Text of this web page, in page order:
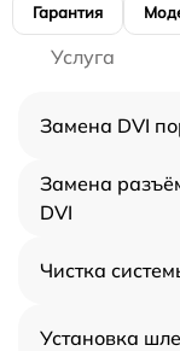
Гарантия
Услуга
Замена DVI
Замена
DVI
Чистка
Установка